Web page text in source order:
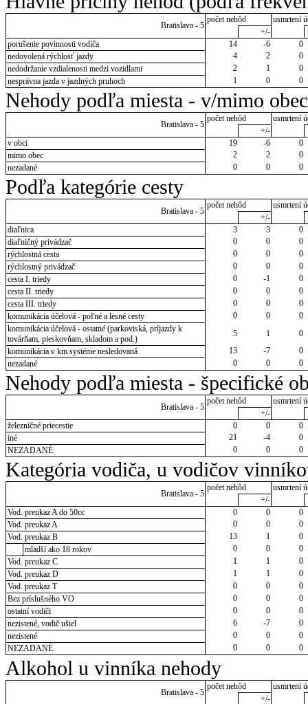
Bratislava - 5
počet nehôd
usmrtení
+/-
porušenie povinnosti vodiča
14 -6
0
nedovolená rýchlosť jazdy
4 2
0
nedodržanie vzdialenosti medzi vozidlami
2 1
0
nesprávna jazda v jazdných pruhoch
1 0 0
Nehody podľa miesta - v/mimo obec
Bratislava - 5
počet nehôd
usmrtení
+/-
v obci
19 -6
0
mimo obec
2 2
0
nezadané
0 0 0
Podľa kategórie cesty
Bratislava - 5
počet nehôd
usmrtení
+/-
diaľnica
3 3
0
diaľničný privádzač
0 0
0
rýchlostná cesta
0 0
0
rýchlostný privádzač
0 0
0
cesta I. triedy
0 -1
0
cesta II. triedy
0 0
0
cesta III. triedy
0 0
0
komunikácia účelová - poľné a lesné cesty
0 0
0
komunikácia účelová - ostatné (parkoviská, príjazdy k
továrňam, pieskovňam, skladom a pod.)
5 1
0
komunikácia v km systéme nesledovaná
13 -7
0
nezadané
0 0 0
Nehody podľa miesta - špecifické
Bratislava - 5
počet nehôd
usmrtení
+/-
železničné priecestie
0 0
0
iné
21 -4
0
NEZADANÉ
0 0 0
Kategória vodiča, u vodičov
Bratislava - 5
počet nehôd
usmrtení
+/-
Vod. preukaz A do 50cc
0 0
0
Vod. preukaz A
0 0
0
Vod. preukaz B
13 1
0
mladší ako 18 rokov
0 0
0
Vod. preukaz C
1 1
0
Vod. preukaz D
1 1
0
Vod. preukaz T
0 0
0
Bez príslušného VO
0 0
0
ostatní vodiči
0 0
0
nezistené, vodič ušiel
6 -7
0
nezistené
0 0
0
NEZADANÉ
0 0 0
Alkohol u vinníka nehody
Bratislava - 5
počet nehôd
usmrtení
+/-